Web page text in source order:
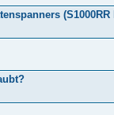
(S1000RR